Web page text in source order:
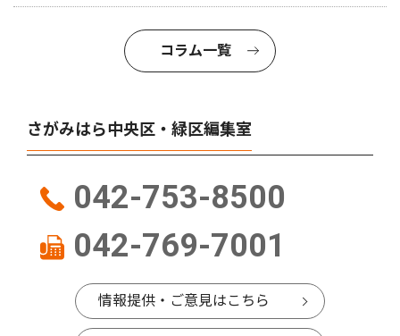
コラム一覧
さがみはら中央区・緑区編集室
042-753-8500
042-769-7001
情報提供・ご意見はこちら